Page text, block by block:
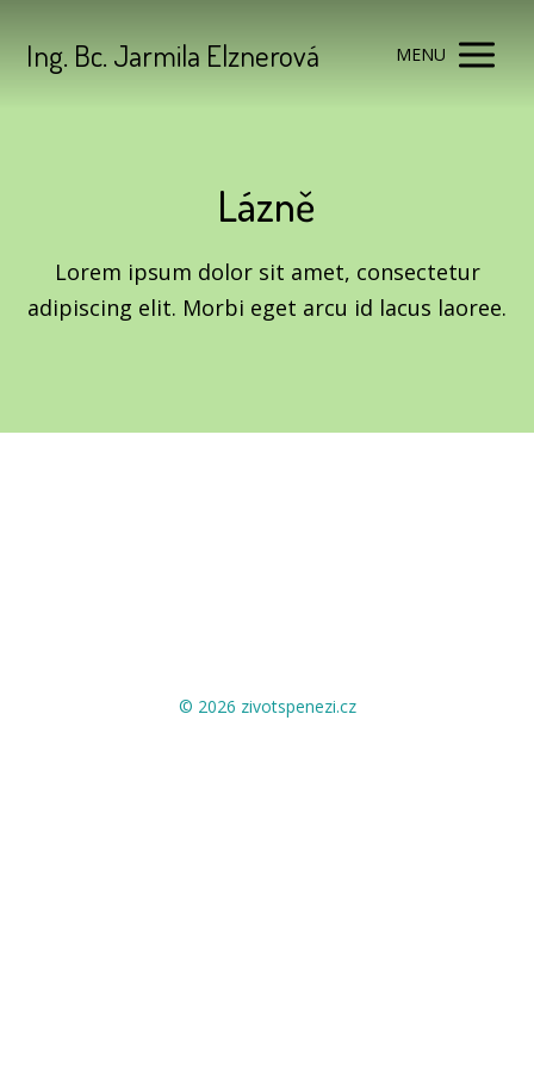
Ing. Bc. Jarmila Elznerová MENU
Lázně
Lorem ipsum dolor sit amet, consectetur
adipiscing elit. Morbi eget arcu id lacus laoree.
© 2026 zivotspenezi.cz